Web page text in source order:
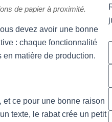
de papier à proximité.
devez avoir une bonne
: chaque fonctionnalité
matière de production.
ce pour une bonne raison
texte, le rabat crée un petit